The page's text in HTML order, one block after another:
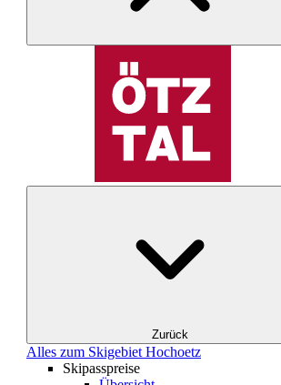
Zurück
Alles zum Skigebiet Hochoetz
Skipasspreise